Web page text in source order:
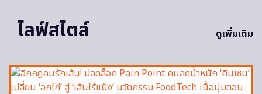
ไลฟ์สไตล์
ดูเพิ่มเติม